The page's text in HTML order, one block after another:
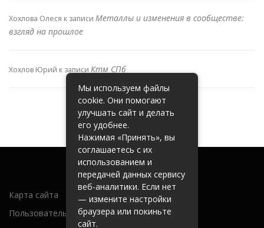
Хохлова Олеся к записи Металлы и изменения в сообществе:
взгляд на прошлое
Хохлов Юрий к записи Ктм СПб
Карта сайта
Пользовательское соглашение
Мы используем файлы
cookie. Они помогают
улучшать сайт и делать
его удобнее.
Нажимая «Принять», вы
соглашаетесь с их
использованием и
передачей данных сервису
веб-аналитики. Если нет
— измените настройки
браузера или покиньте
сайт.